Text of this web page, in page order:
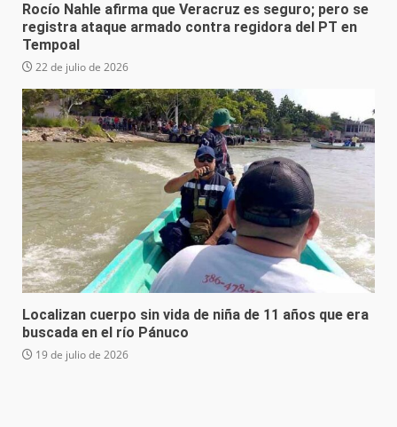
Rocío Nahle afirma que Veracruz es seguro; pero se
registra ataque armado contra regidora del PT en
Tempoal
22 de julio de 2026
Localizan cuerpo sin vida de niña de 11 años que era
buscada en el río Pánuco
19 de julio de 2026